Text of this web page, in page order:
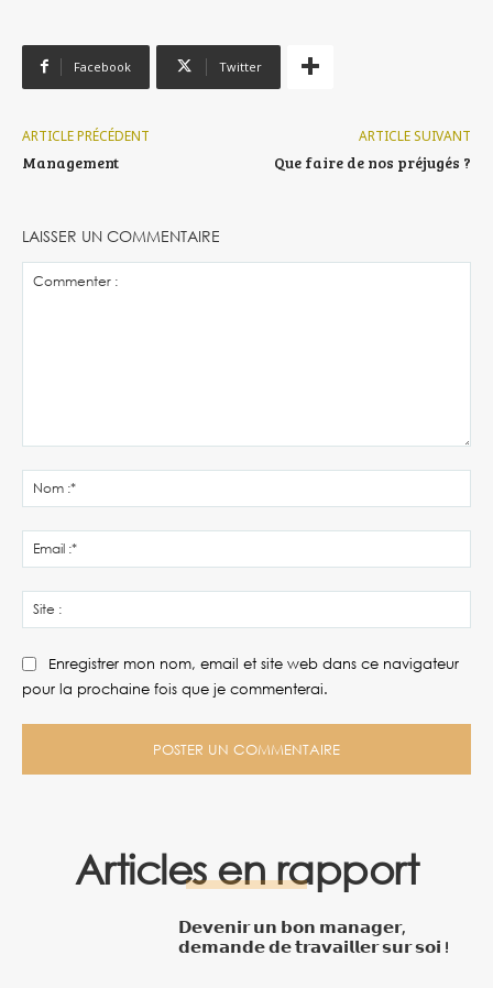
Facebook Twitter
ARTICLE PRÉCÉDENT
Management
ARTICLE SUIVANT
Que faire de nos préjugés ?
LAISSER UN COMMENTAIRE
Enregistrer mon nom, email et site web dans ce navigateur
pour la prochaine fois que je commenterai.
Articles en rapport
𝗗𝗲𝘃𝗲𝗻𝗶𝗿 𝘂𝗻 𝗯𝗼𝗻 𝗺𝗮𝗻𝗮𝗴𝗲𝗿,
𝗱𝗲𝗺𝗮𝗻𝗱𝗲 𝗱𝗲 𝘁𝗿𝗮𝘃𝗮𝗶𝗹𝗹𝗲𝗿 𝘀𝘂𝗿 𝘀𝗼𝗶 !